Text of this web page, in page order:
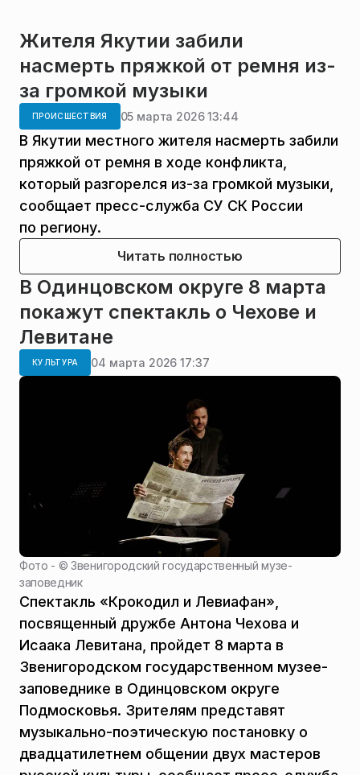
Жителя Якутии забили
насмерть пряжкой от ремня из-
за громкой музыки
ПРОИСШЕСТВИЯ 05 марта 2026 13:44
В Якутии местного жителя насмерть забили
пряжкой от ремня в ходе конфликта,
который разгорелся из-за громкой музыки,
сообщает пресс-служба СУ СК России
по региону.
Читать полностью
В Одинцовском округе 8 марта
покажут спектакль о Чехове и
Левитане
КУЛЬТУРА 04 марта 2026 17:37
Фото - ©Звенигородский государственный музе-
заповедник
Спектакль «Крокодил и Левиафан»,
посвященный дружбе Антона Чехова и
Исаака Левитана, пройдет 8 марта в
Звенигородском государственном музее-
заповеднике в Одинцовском округе
Подмосковья. Зрителям представят
музыкально-поэтическую постановку о
двадцатилетнем общении двух мастеров